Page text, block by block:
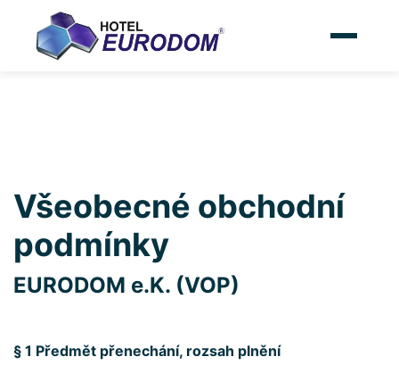
Všeobecné obchodní
podmínky
EURODOM e.K. (VOP)
§ 1 Předmět přenechání, rozsah plnění